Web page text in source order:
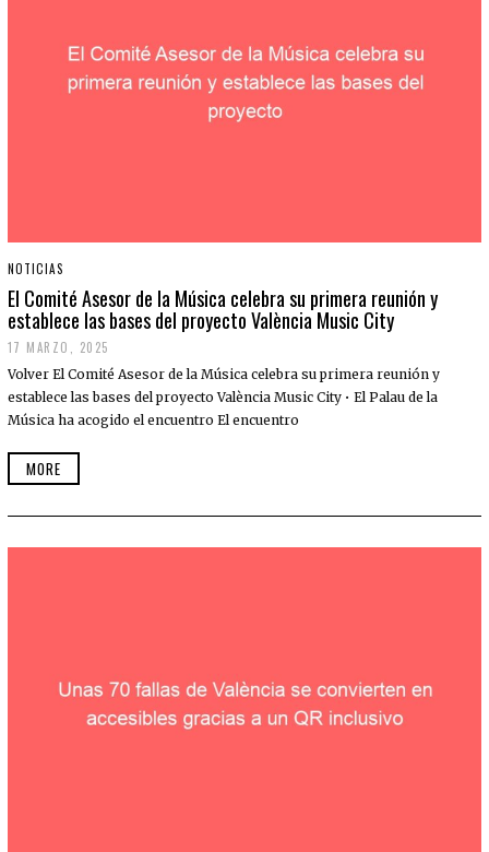
NOTICIAS
El Comité Asesor de la Música celebra su primera reunión y
establece las bases del proyecto València Music City
17 MARZO, 2025
Volver El Comité Asesor de la Música celebra su primera reunión y
establece las bases del proyecto València Music City • El Palau de la
Música ha acogido el encuentro El encuentro
MORE